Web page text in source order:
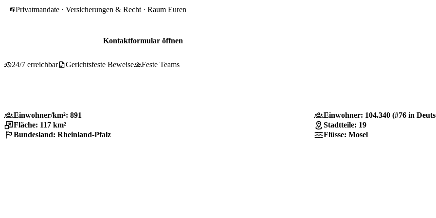
Privatmandate · Versicherungen & Recht · Raum Euren
Kontaktformular öffnen
24/7 erreichbar Gerichtsfeste Beweise Feste Teams
Einwohner/km²: 891
Einwohner: 104.340 (#76 in
Fläche: 117 km²
Stadtteile: 19
Bundesland: Rheinland-Pfalz
Flüsse: Mosel